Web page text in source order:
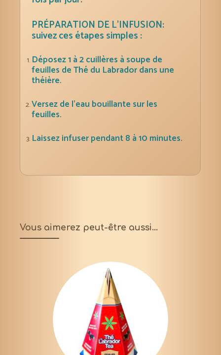
PRÉPARATION DE L’INFUSION:
suivez ces étapes simples :
Déposez 1 à 2 cuillères à soupe de
feuilles de Thé du Labrador dans une
théière.
Versez de l’eau bouillante sur les
feuilles.
Laissez infuser pendant 8 à 10 minutes.
Vous aimerez peut-être aussi…